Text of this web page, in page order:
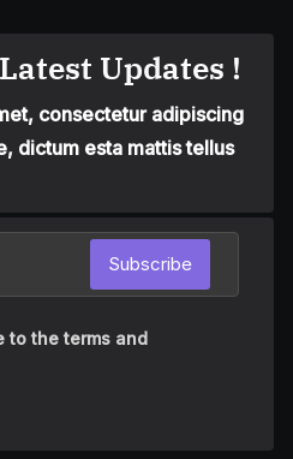
Updates !
consectetur adipiscing
dictum esta mattis tellus
to the terms and
Subscribe